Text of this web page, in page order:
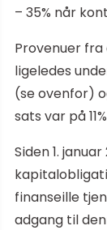
– 35% når
Provenuer
ligeledes
(se ovenfor)
sats var på
Siden 1.
finanseille
adgang til